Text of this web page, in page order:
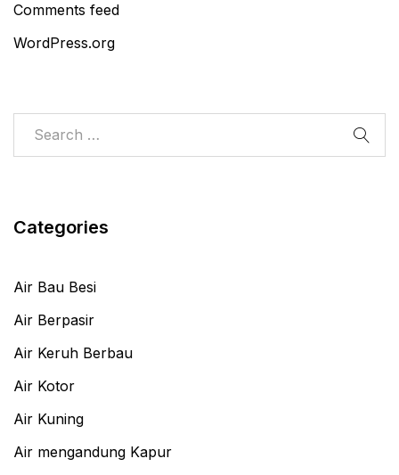
Comments feed
WordPress.org
Categories
Air Bau Besi
Air Berpasir
Air Keruh Berbau
Air Kotor
Air Kuning
Air mengandung Kapur